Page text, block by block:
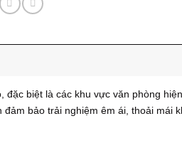
biệt là các khu vực văn phòng
bảo trải nghiệm êm ái, thoải mái